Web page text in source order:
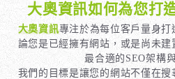
大奧資訊如何為您打
大奧資訊專注於為每位客戶量身
論您是已經擁有網站，或是尚未建
最合適的SEO架構
我們的目標是讓您的網站不僅在